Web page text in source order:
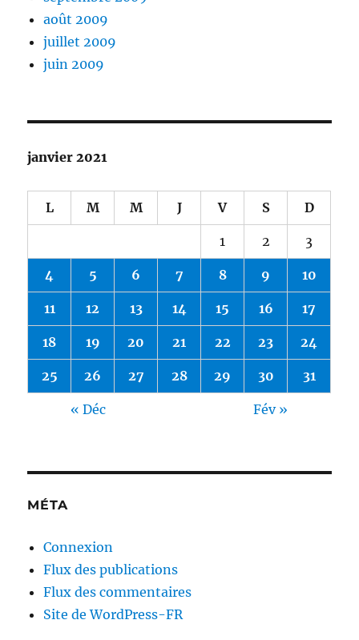
août 2009
juillet 2009
juin 2009
janvier 2021
L M M J V S D
1 2 3
4 5 6 7 8 9 10
11 12 13 14 15 16 17
18 19 20 21 22 23 24
25 26 27 28 29 30 31
« Déc Fév »
MÉTA
Connexion
Flux des publications
Flux des commentaires
Site de WordPress-FR